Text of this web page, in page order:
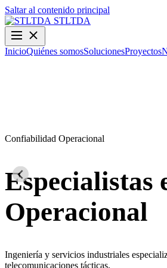
Saltar al contenido principal
STLTDA
InicioQuiénes somosSolucionesProyectos
Confiabilidad Operacional
Especialistas
Operacional
Ingeniería y servicios industriales
telecomunicaciones tácticas.